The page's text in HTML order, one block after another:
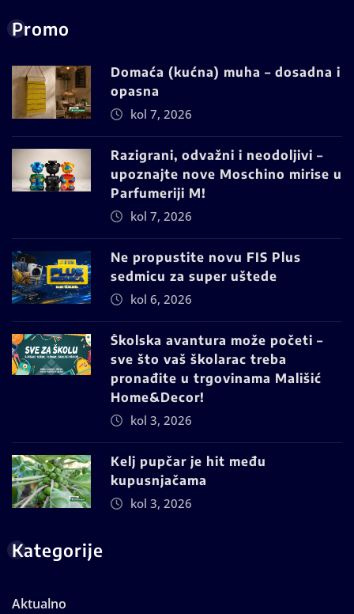
Promo
Domaća (kućna) muha – dosadna i
opasna
kol 7, 2026
Razigrani, odvažni i neodoljivi –
upoznajte nove Moschino mirise u
Parfumeriji M!
kol 7, 2026
Ne propustite novu FIS Plus
sedmicu za super uštede
kol 6, 2026
Školska avantura može početi –
sve što vaš školarac treba
pronađite u trgovinama Mališić
Home&Decor!
kol 3, 2026
Kelj pupčar je hit među
kupusnjačama
kol 3, 2026
Kategorije
Aktualno